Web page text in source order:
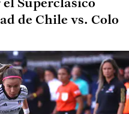
Superclásico
de Chile vs. Colo